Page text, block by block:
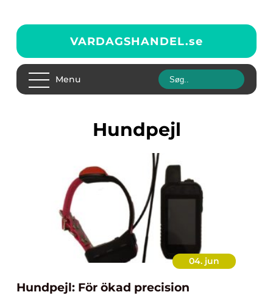
VARDAGSHANDEL.se
Menu
Hundpejl
04. jun
Hundpejl: För ökad precision